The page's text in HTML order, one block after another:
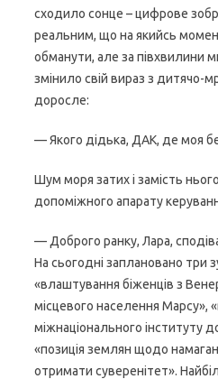
сходило сонце – цифрове
реальним, що на якийсь
обманути, але за півхвилини
змінило свій вираз з дитячо-
доросле:
— Якого дідька, ДАК, де моя
Шум моря затих і замість
допоміжного апарату
— Доброго ранку, Лара,
На сьогодні заплановано три
«влаштування біженців з
місцевого населення Марсу»,
міжнаціонального інституту
«позиція землян щодо
отримати суверенітет».